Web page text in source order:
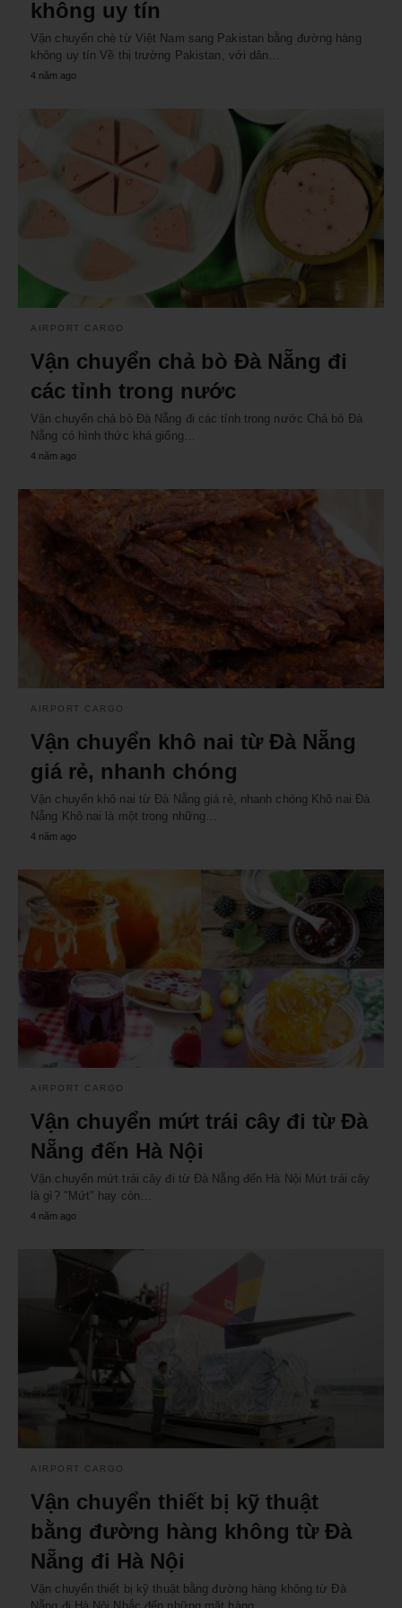
không uy tín
Vận chuyển chè từ Việt Nam sang Pakistan bằng đường hàng
không uy tín Về thị trường Pakistan, với dân…
4 năm ago
AIRPORT CARGO
Vận chuyển chả bò Đà Nẵng đi
các tỉnh trong nước
Vận chuyển chả bò Đà Nẵng đi các tỉnh trong nước Chả bò Đà
Nẵng có hình thức khá giống…
4 năm ago
AIRPORT CARGO
Vận chuyển khô nai từ Đà Nẵng
giá rẻ, nhanh chóng
Vận chuyển khô nai từ Đà Nẵng giá rẻ, nhanh chóng Khô nai Đà
Nẵng Khô nai là một trong những…
4 năm ago
AIRPORT CARGO
Vận chuyển mứt trái cây đi từ Đà
Nẵng đến Hà Nội
Vận chuyển mứt trái cây đi từ Đà Nẵng đến Hà Nội Mứt trái cây
là gì? "Mứt" hay còn…
4 năm ago
AIRPORT CARGO
Vận chuyển thiết bị kỹ thuật
bằng đường hàng không từ Đà
Nẵng đi Hà Nội
Vận chuyển thiết bị kỹ thuật bằng đường hàng không từ Đà